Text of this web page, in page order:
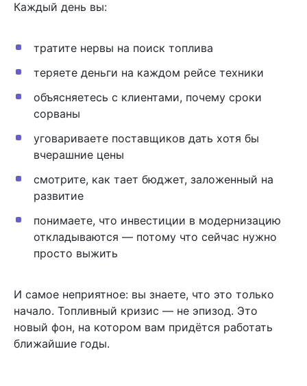
Каждый день вы:
тратите нервы на поиск топлива
теряете деньги на каждом рейсе техники
объясняетесь с клиентами, почему сроки
сорваны
уговариваете поставщиков дать хотя бы
вчерашние цены
смотрите, как тает бюджет, заложенный на
развитие
понимаете, что инвестиции в модернизацию
откладываются — потому что сейчас нужно
просто выжить
И самое неприятное: вы знаете, что это только
начало. Топливный кризис — не эпизод. Это
новый фон, на котором вам придётся работать
ближайшие годы.